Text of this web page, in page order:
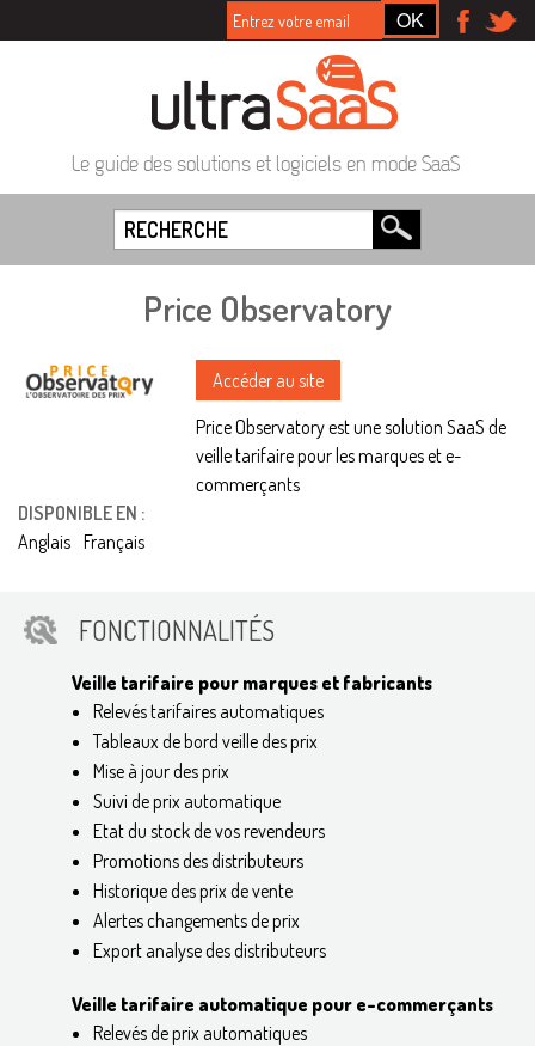
Le guide des solutions et logiciels en mode SaaS
Price Observatory
Accéder au site
Price Observatory est une solution SaaS de
veille tarifaire pour les marques et e-
commerçants
DISPONIBLE EN :
Anglais Français
FONCTIONNALITÉS
Veille tarifaire pour marques et fabricants
Relevés tarifaires automatiques
Tableaux de bord veille des prix
Mise à jour des prix
Suivi de prix automatique
Etat du stock de vos revendeurs
Promotions des distributeurs
Historique des prix de vente
Alertes changements de prix
Export analyse des distributeurs
Veille tarifaire automatique pour e-commerçants
Relevés de prix automatiques